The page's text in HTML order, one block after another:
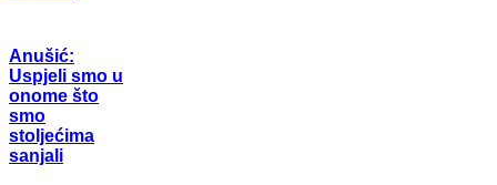
Anušić:
Uspjeli smo u
onome što
smo
stoljećima
sanjali